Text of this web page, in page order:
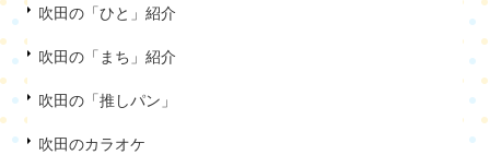
吹田の「ひと」紹介
吹田の「まち」紹介
吹田の「推しパン」
吹田のカラオケ